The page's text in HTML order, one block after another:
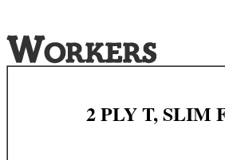
2 PLY T, SLIM